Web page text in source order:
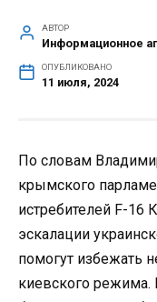
АВТОР
ОПУБЛИКОВАНО
11 июля, 2024
По словам
крымского
истребителей F-16
эскалации
помогут избежать
киевского